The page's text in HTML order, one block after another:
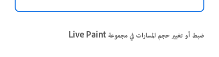
ضبط أو تغيير حجم المسارات في مجموعة Live Paint